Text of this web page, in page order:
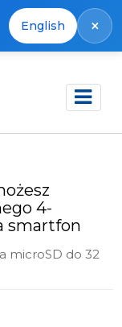
English ×
4-
smartfon
microSD do 32